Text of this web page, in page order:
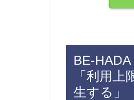
BE-
「利用
生する」